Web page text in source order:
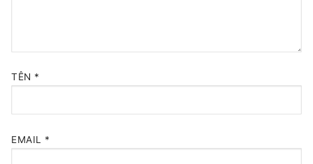
Tổng đài Yeastar K2
VOIP GATEWAY
FXS VoIP Gateway
FXO VoIP Gateway
TÊN *
EMAIL *